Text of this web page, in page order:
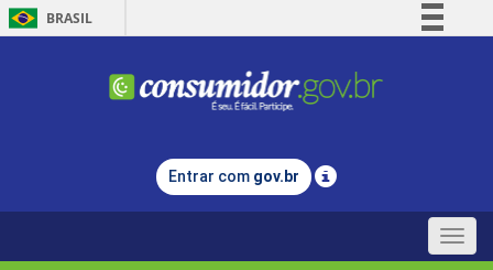
BRASIL
Comunica BR
Legislação
Entrar com gov.br
Toggle